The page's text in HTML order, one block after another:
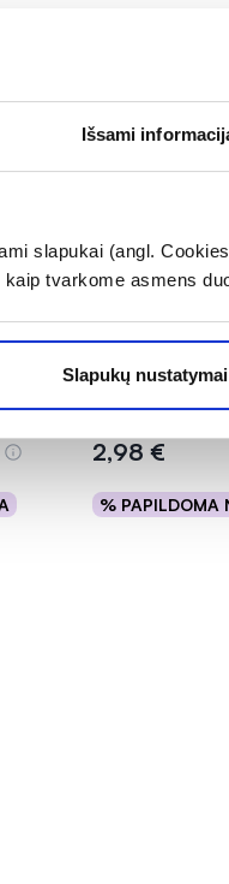
Išsami
slapukai (angl.
tvarkome asmens
Slapukų nustatymai
JORDAN dantų
GREEN CLEAN,
2,98 €
% PAPILDOMA
Į